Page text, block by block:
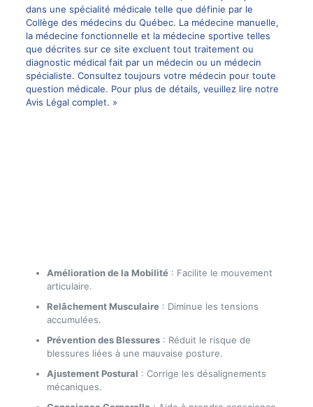
dans une spécialité médicale telle que définie par le
Collège des médecins du Québec. La médecine manuelle,
la médecine fonctionnelle et la médecine sportive telles
que décrites sur ce site excluent tout traitement ou
diagnostic médical fait par un médecin ou un médecin
spécialiste. Consultez toujours votre médecin pour toute
question médicale. Pour plus de détails, veuillez lire notre
Avis Légal complet. »
Amélioration de la Mobilité: Facilite le mouvement
articulaire.
Relâchement Musculaire: Diminue les tensions
accumulées.
Prévention des Blessures: Réduit le risque de
blessures liées à une mauvaise posture.
Ajustement Postural : Corrige les désalignements
mécaniques.